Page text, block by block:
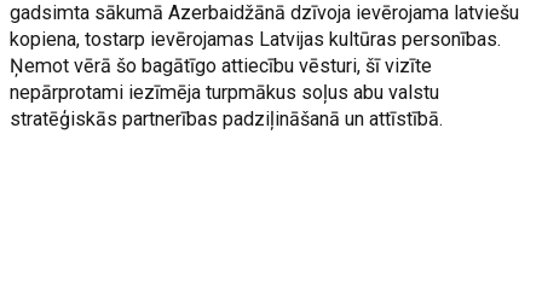
gadsimta sākumā Azerbaidžānā dzīvoja ievērojama latviešu
kopiena, tostarp ievērojamas Latvijas kultūras personības.
Ņemot vērā šo bagātīgo attiecību vēsturi, šī vizīte
nepārprotami iezīmēja turpmākus soļus abu valstu
stratēģiskās partnerības padziļināšanā un attīstībā.